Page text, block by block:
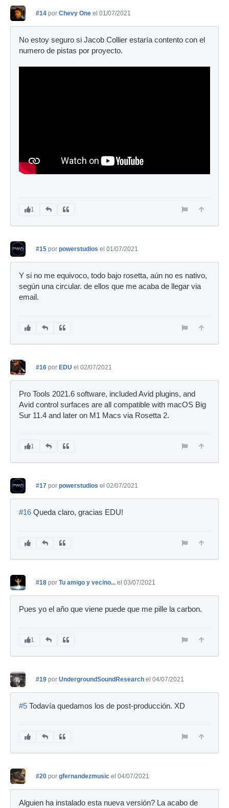
#14 por Chevy One el 01/07/2021
No estoy seguro si Jacob Collier estaría contento con el
numero de pistas por proyecto.
1
#15 por powerstudios el 01/07/2021
Y si no me equivoco, todo bajo rosetta, aún no es nativo,
según una circular. de ellos que me acaba de llegar via
email.
#16 por EDU el 02/07/2021
Pro Tools 2021.6 software, included Avid plugins, and
Avid control surfaces are all compatible with macOS Big
Sur 11.4 and later on M1 Macs via Rosetta 2.
1
#17 por powerstudios el 02/07/2021
#16 Queda claro, gracias EDU!
#18 por Tu amigo y vecino... el 03/07/2021
Pues yo el año que viene puede que me pille la carbon.
1
#19 por UndergroundSoundResearch el 04/07/2021
#5 Todavía quedamos los de post-producción. XD
#20 por gfernandezmusic el 04/07/2021
Alguien ha instalado esta nueva versión? La acabo de